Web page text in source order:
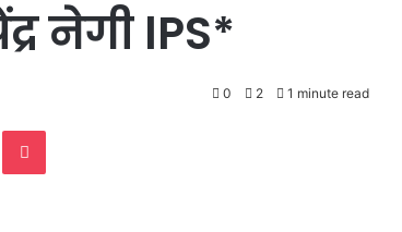
नेगी lPS*
0 2 1 minute read
Pocket